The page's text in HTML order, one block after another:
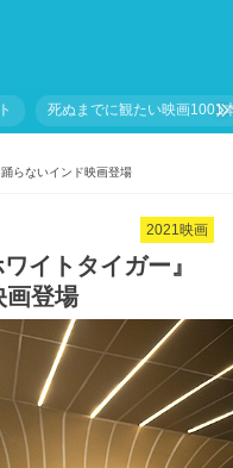
死ぬまでに観たい映画1001
らないインド映画登場
2021映画
イトタイガー』
画登場